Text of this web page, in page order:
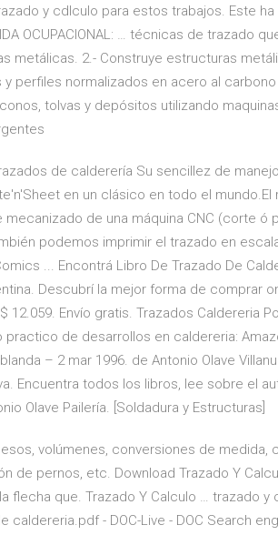
y cdlculo para estos trabajos. Este
OCUPACIONAL: … técnicas de trazado
metálicas. 2.- Construye estructuras
perfiles normalizados en acero al
tolvas y depósitos utilizando maquinas
de calderería Su sencillez de
en un clásico en todo el
mecanizado de una máquina CNC (corte ó
podemos imprimir el trazado en
... Encontrá Libro De Trazado De
Descubrí la mejor forma de comprar
12.059. Envío gratis. Trazados Caldereria
practico de desarrollos en caldereria:
– 2 mar 1996. de Antonio Olave
Encuentra todos los libros, lee sobre el
Olave Pailería. [Soldadura y Estructuras]
volúmenes, conversiones de medida,
de pernos, etc. Download Trazado Y
flecha que. Trazado Y Calculo … trazado y
caldereria.pdf - DOC-Live - DOC Search